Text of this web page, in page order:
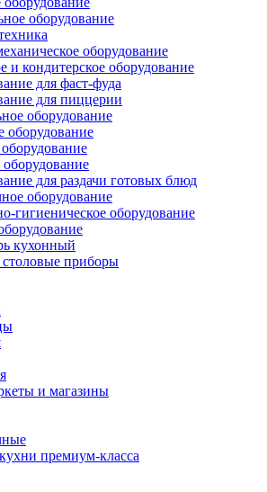
оборудование
оборудование
и кондитерское оборудование
для фаст-фуда
для пиццерии
оборудование
оборудование
оборудование
для раздачи готовых блюд
оборудование
гигиеническое оборудование
кухонный
приборы
и магазины
премиум-класса